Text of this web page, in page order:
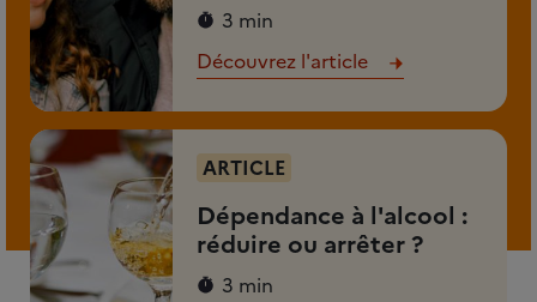
3 min
Découvrez l'article
ARTICLE
Dépendance à l'alcool :
réduire ou arrêter ?
3 min